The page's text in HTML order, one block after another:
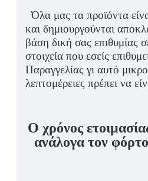
Όλα μας τα προϊόντα
και δημιουργούνται
βάση δική σας επιθυμίας
στοιχεία που εσείς
Παραγγελίας γι αυτό
λεπτομέρειες πρέπει να
Ο χρόνος
ανάλογα τον